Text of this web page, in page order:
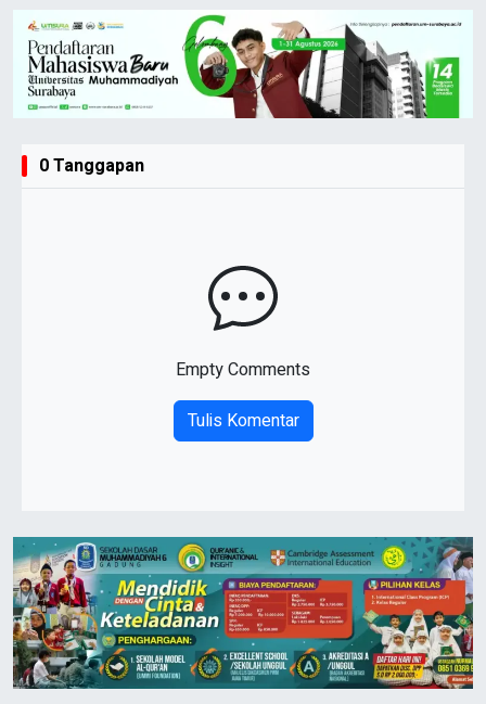
0 Tanggapan
Empty Comments
Tulis Komentar